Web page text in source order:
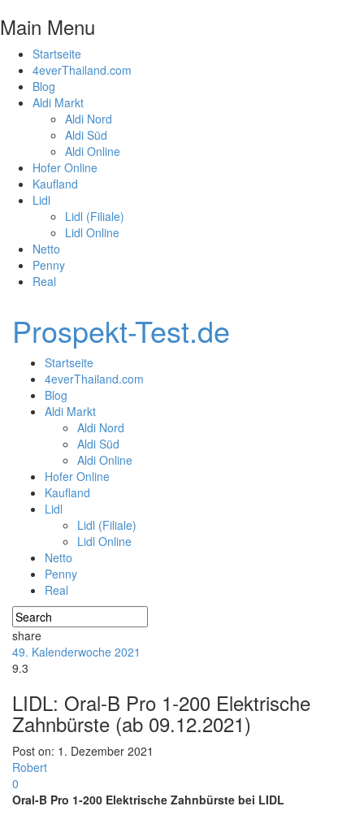
Main Menu
Startseite
4everThailand.com
Blog
Aldi Markt
Aldi Nord
Aldi Süd
Aldi Online
Hofer Online
Kaufland
Lidl
Lidl (Filiale)
Lidl Online
Netto
Penny
Real
Prospekt-Test.de
Startseite
4everThailand.com
Blog
Aldi Markt
Aldi Nord
Aldi Süd
Aldi Online
Hofer Online
Kaufland
Lidl
Lidl (Filiale)
Lidl Online
Netto
Penny
Real
share
49. Kalenderwoche 2021
9.3
LIDL: Oral-B Pro 1-200 Elektrische
Zahnbürste (ab 09.12.2021)
Post on: 1. Dezember 2021
Robert
0
Oral-B Pro 1-200 Elektrische Zahnbürste bei LIDL